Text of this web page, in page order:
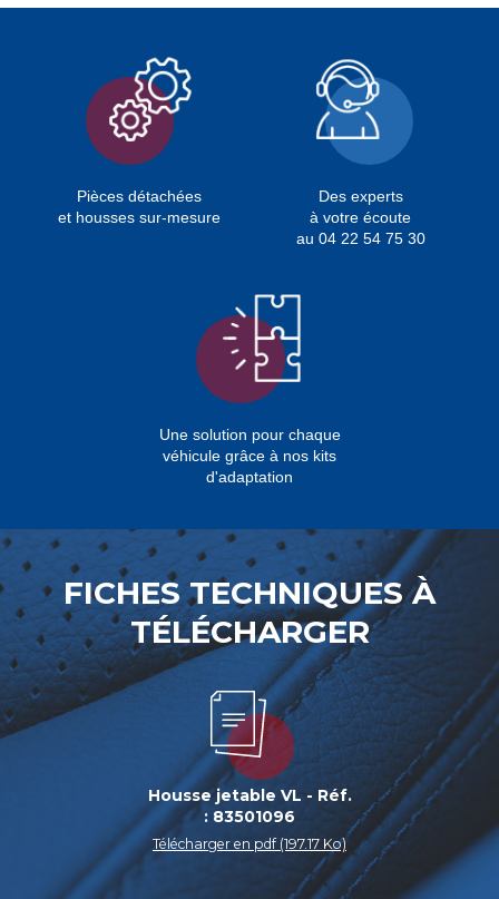
Pièces détachées
et housses sur-mesure
Des experts
à votre écoute
au 04 22 54 75 30
Une solution pour chaque
véhicule grâce à nos kits
d'adaptation
FICHES TECHNIQUES À
TÉLÉCHARGER
Housse jetable VL - Réf.
: 83501096
Télécharger en pdf (197.17 Ko)